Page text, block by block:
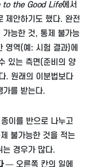
to the Good Life에서
제안하기도 했다. 완전
능한 것, 통제 불가능
영역(예: 시험 결과)에
있는 측면(준비의 양
. 원래의 이분법보다
가를 받는다.
이를 반으로 나누고
불가능한 것을 적는
는 경우가 많다.
— 오른쪽 칸의 일에